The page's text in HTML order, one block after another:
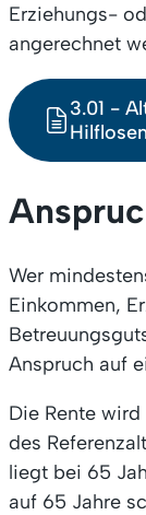
Erziehungs-
angerechnet
3.01 -
Wer
Einkommen,
Anspruch auf
Die Rente
des
liegt bei 65
auf 65 Jahre